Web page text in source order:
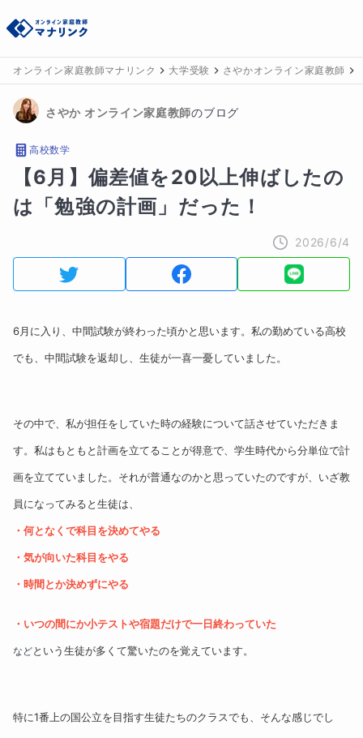
オンライン家庭教師マナリンク 大学受験 さやかオンライン家庭教師
さやか オンライン家庭教師のブログ
高校数学
【6月】偏差値を20以上伸ばしたの
は「勉強の計画」だった！
2026/6/4
6月に入り、中間試験が終わった頃かと思います。私の勤めている高校
でも、中間試験を返却し、生徒が一喜一憂していました。
その中で、私が担任をしていた時の経験について話させていただきま
す。私はもともと計画を立てることが得意で、学生時代から分単位で計
画を立てていました。それが普通なのかと思っていたのですが、いざ教
員になってみると生徒は、
・何となくで科目を決めてやる
・気が向いた科目をやる
・時間とか決めずにやる
・いつの間にか小テストや宿題だけで一日終わっていた
などという生徒が多くて驚いたのを覚えています。
特に1番上の国公立を目指す生徒たちのクラスでも、そんな感じでし